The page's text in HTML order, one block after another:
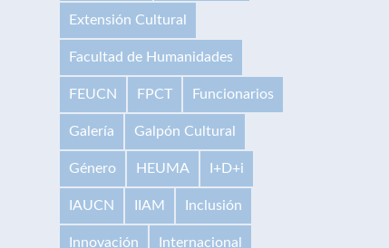
Extensión Cultural
Facultad de Humanidades
FEUCN FPCT Funcionarios
Galería Galpón Cultural
Género HEUMA I+D+i
IAUCN IIAM Inclusión
Innovación Internacional